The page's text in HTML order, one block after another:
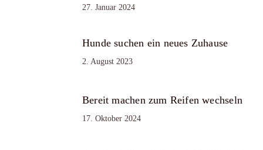
27. Januar 2024
Hunde suchen ein neues Zuhause
2. August 2023
Bereit machen zum Reifen wechseln
17. Oktober 2024